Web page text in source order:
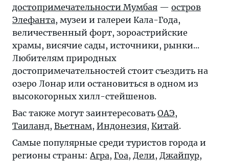
достопримечательности Мумбая — остров
Элефанта, музеи и галереи Кала-Года,
величественный форт, зороастрийские
храмы, висячие сады, источники, рынки...
Любителям природных
достопримечательностей стоит съездить на
озеро Лонар или остановиться в одном из
высокогорных хилл-стейшенов.
Вас также могут заинтересовать ОАЭ,
Таиланд, Вьетнам, Индонезия, Китай.
Самые популярные среди туристов города и
регионы страны: Агра, Гоа, Дели, Джайпур,